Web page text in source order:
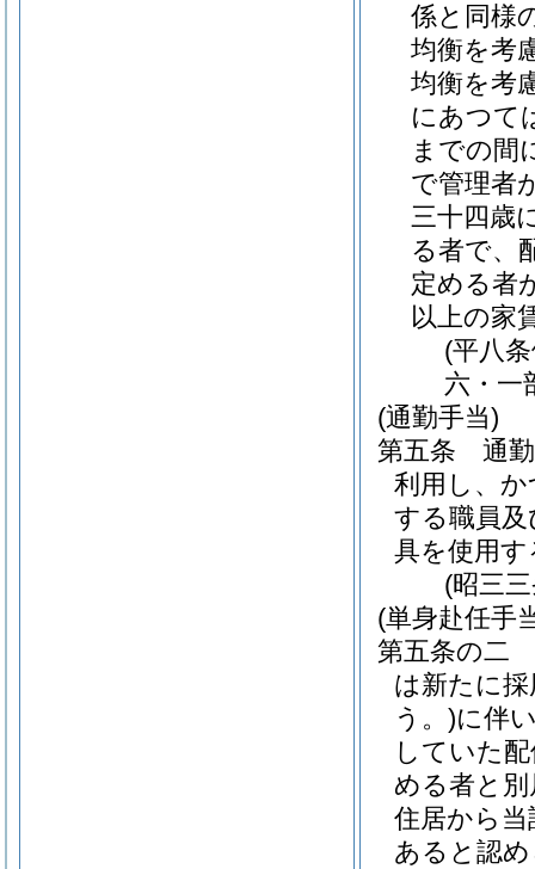
係と同様
均衡を考
均衡を考
にあつて
までの間
で管理者
三十四歳
る者で、
定める者
以上の家
(平八
六・一
(通勤手当)
第五条
通
利用し、
する職員
具を使用
(昭三
(単身赴任手
第五条の二
は新たに
う。)に伴
していた
める者と
住居から
あると認